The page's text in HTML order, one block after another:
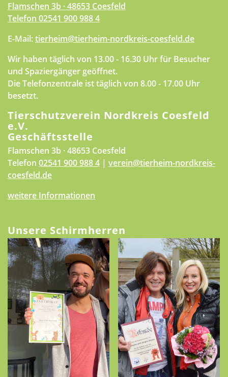
Flamschen 3b · 48653 Coesfeld
Telefon 02541 900 988 4
E-Mail:tierheim@tierheim-nordkreis-coesfeld.de
Wir haben täglich von 13.00 - 16.30 Uhr für Besucher
und Spaziergänger geöffnet.
Die Telefonzentrale ist täglich von 8.00 - 17.00 Uhr
besetzt.
Tierschutzverein Nordkreis Coesfeld
e.V.
Geschäftsstelle
Flamschen 3b · 48653 Coesfeld
Telefon 02541 900 988 4 | verein@tierheim-nordkreis-
coesfeld.de
weitere Informationen
Unsere Schirmherren